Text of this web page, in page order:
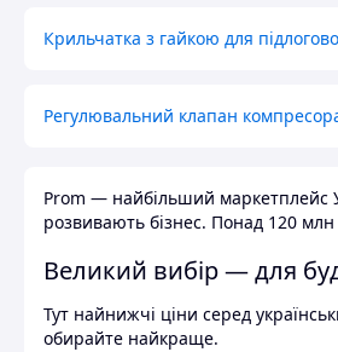
Крильчатка з гайкою для
Регулювальний клапан
Prom — найбільший маркетплейс
розвивають бізнес. Понад 120 млн
Великий вибір — для
Тут найнижчі ціни серед
обирайте найкраще.